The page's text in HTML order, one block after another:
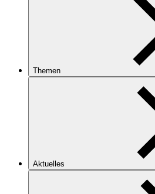
Themen
Aktuelles